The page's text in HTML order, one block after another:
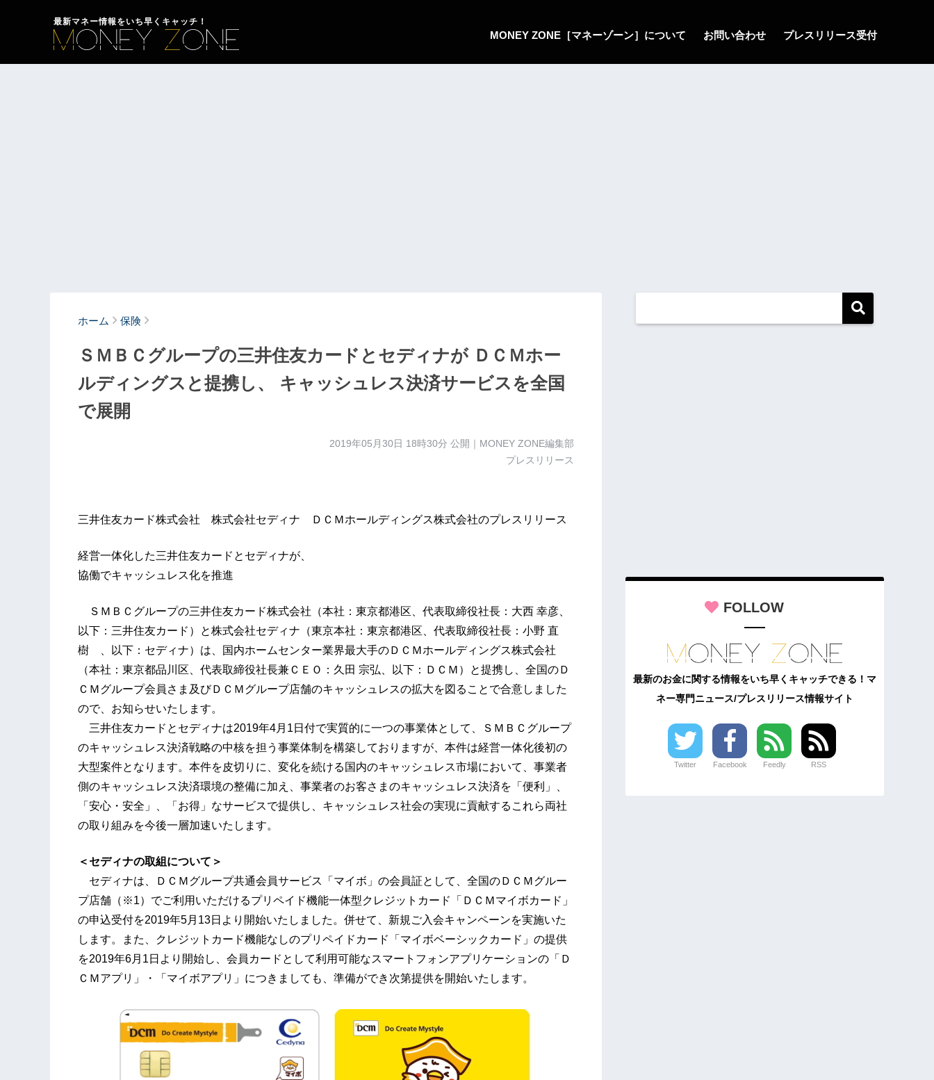
最新マネー情報をいち早くキャッチ！
MONEY ZONE［マネーゾーン］について お問い合わせ プレスリリース受付
ホーム 保険
ＳＭＢＣグループの三井住友カードとセディナが ＤＣＭホー
ルディングスと提携し、 キャッシュレス決済サービスを全国
で展開
2019年05月30日 18時30分 公開｜MONEY ZONE編集部
プレスリリース
三井住友カード株式会社 株式会社セディナ ＤＣＭホールディングス株式会社のプレスリリース
経営一体化した三井住友カードとセディナが、
協働でキャッシュレス化を推進
ＳＭＢＣグループの三井住友カード株式会社（本社：東京都港区、代表取締役社長：大西 幸彦、
以下：三井住友カード）と株式会社セディナ（東京本社：東京都港区、代表取締役社長：小野 直
樹 、以下：セディナ）は、国内ホームセンター業界最大手のＤＣＭホールディングス株式会社
（本社：東京都品川区、代表取締役社長兼ＣＥＯ：久田 宗弘、以下：ＤＣＭ）と提携し、全国のＤ
ＣＭグループ会員さま及びＤＣＭグループ店舗のキャッシュレスの拡大を図ることで合意しました
ので、お知らせいたします。
三井住友カードとセディナは2019年4月1日付で実質的に一つの事業体として、ＳＭＢＣグループ
のキャッシュレス決済戦略の中核を担う事業体制を構築しておりますが、本件は経営一体化後初の
大型案件となります。本件を皮切りに、変化を続ける国内のキャッシュレス市場において、事業者
側のキャッシュレス決済環境の整備に加え、事業者のお客さまのキャッシュレス決済を「便利」、
「安心・安全」、「お得」なサービスで提供し、キャッシュレス社会の実現に貢献するこれら両社
の取り組みを今後一層加速いたします。
＜セディナの取組について＞
セディナは、ＤＣＭグループ共通会員サービス「マイボ」の会員証として、全国のＤＣＭグルー
プ店舗（※1）でご利用いただけるプリペイド機能一体型クレジットカード「ＤＣＭマイボカード」
の申込受付を2019年5月13日より開始いたしました。併せて、新規ご入会キャンペーンを実施いた
します。また、クレジットカード機能なしのプリペイドカード「マイボベーシックカード」の提供
を2019年6月1日より開始し、会員カードとして利用可能なスマートフォンアプリケーションの「Ｄ
ＣＭアプリ」・「マイボアプリ」につきましても、準備ができ次第提供を開始いたします。
FOLLOW
最新のお金に関する情報をいち早くキャッチできる！マ
ネー専門ニュース/プレスリリース情報サイト
Twitter Facebook Feedly RSS